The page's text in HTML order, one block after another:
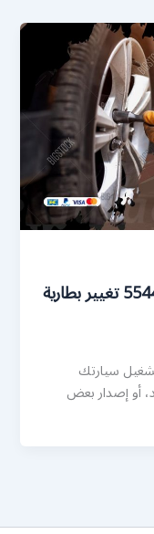
تبديل بطارية سيارة العدان 55445363 تغيير بطارية
سيارتك
أو إصدار بعض